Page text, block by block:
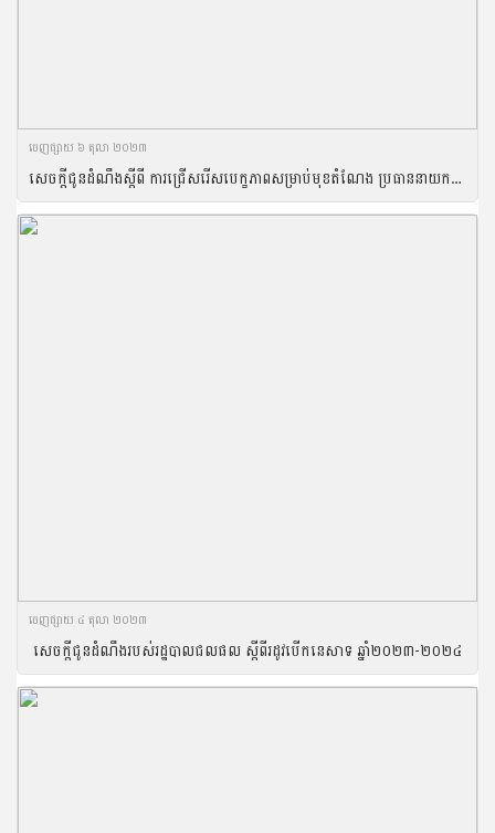
ចេញ​ផ្សាយ​ ៦ តុលា ២០២៣
សេចក្តីជូនដំណឹងស្តីពី ការជ្រើសរើសបេក្ខភាពសម្រាប់មុខតំណែង ប្រធាននាយកដ្ឋានរដ្ឋបាល ផែនការ គណនេយ្យ និងសហប្រតិបត្តិការអន្តរជាតិ នៃអគ្គនាយកដ្ឋានកសិកម្ម របស់ក្រសួងកសិកម្ម រុក្ខាប្រមាញ់ និងនេសាទ
ចេញ​ផ្សាយ​ ៤ តុលា ២០២៣
សេចក្តីជូនដំណឹងរបស់រដ្ឋបាលជលផល ស្តីពីរដូវបើកនេសាទ ឆ្នាំ២០២៣-២០២៤